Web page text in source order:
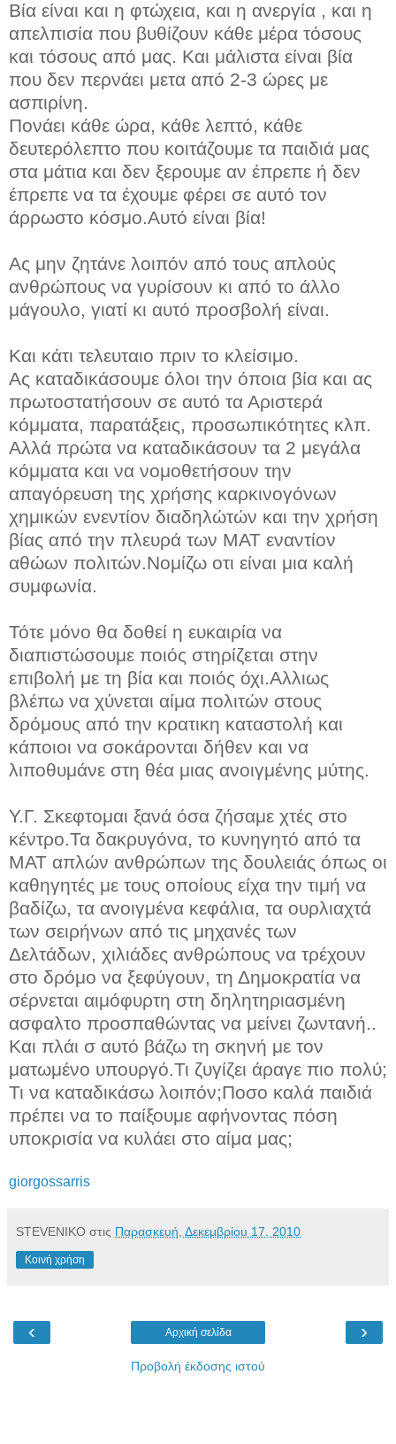
Βία είναι και η φτώχεια, και η ανεργία , και η
απελπισία που βυθίζουν κάθε μέρα τόσους
και τόσους από μας. Και μάλιστα είναι βία
που δεν περνάει μετα από 2-3 ώρες με
ασπιρίνη.
Πονάει κάθε ώρα, κάθε λεπτό, κάθε
δευτερόλεπτο που κοιτάζουμε τα παιδιά μας
στα μάτια και δεν ξερουμε αν έπρεπε ή δεν
έπρεπε να τα έχουμε φέρει σε αυτό τον
άρρωστο κόσμο.Αυτό είναι βία!
Ας μην ζητάνε λοιπόν από τους απλούς
ανθρώπους να γυρίσουν κι από το άλλο
μάγουλο, γιατί κι αυτό προσβολή είναι.
Και κάτι τελευταιο πριν το κλείσιμο.
Ας καταδικάσουμε όλοι την όποια βία και ας
πρωτοστατήσουν σε αυτό τα Αριστερά
κόμματα, παρατάξεις, προσωπικότητες κλπ.
Αλλά πρώτα να καταδικάσουν τα 2 μεγάλα
κόμματα και να νομοθετήσουν την
απαγόρευση της χρήσης καρκινογόνων
χημικών ενεντίον διαδηλώτών και την χρήση
βίας από την πλευρά των ΜΑΤ εναντίον
αθώων πολιτών.Νομίζω οτι είναι μια καλή
συμφωνία.
Τότε μόνο θα δοθεί η ευκαιρία να
διαπιστώσουμε ποιός στηρίζεται στην
επιβολή με τη βία και ποιός όχι.Αλλιως
βλέπω να χύνεται αίμα πολιτών στους
δρόμους από την κρατικη καταστολή και
κάποιοι να σοκάρονται δήθεν και να
λιποθυμάνε στη θέα μιας ανοιγμένης μύτης.
Υ.Γ. Σκεφτομαι ξανά όσα ζήσαμε χτές στο
κέντρο.Τα δακρυγόνα, το κυνηγητό από τα
ΜΑΤ απλών ανθρώπων της δουλειάς όπως οι
καθηγητές με τους οποίους είχα την τιμή να
βαδίζω, τα ανοιγμένα κεφάλια, τα ουρλιαχτά
των σειρήνων από τις μηχανές των
Δελτάδων, χιλιάδες ανθρώπους να τρέχουν
στο δρόμο να ξεφύγουν, τη Δημοκρατία να
σέρνεται αιμόφυρτη στη δηλητηριασμένη
ασφαλτο προσπαθώντας να μείνει ζωντανή..
Και πλάι σ αυτό βάζω τη σκηνή με τον
ματωμένο υπουργό.Τι ζυγίζει άραγε πιο πολύ;
Τι να καταδικάσω λοιπόν;Ποσο καλά παιδιά
πρέπει να το παίξουμε αφήνοντας πόση
υποκρισία να κυλάει στο αίμα μας;
giorgossarris
STEVENIKO στις Παρασκευή, Δεκεμβρίου 17, 2010
Κοινή χρήση
‹ ›
Αρχική σελίδα
Προβολή έκδοσης ιστού